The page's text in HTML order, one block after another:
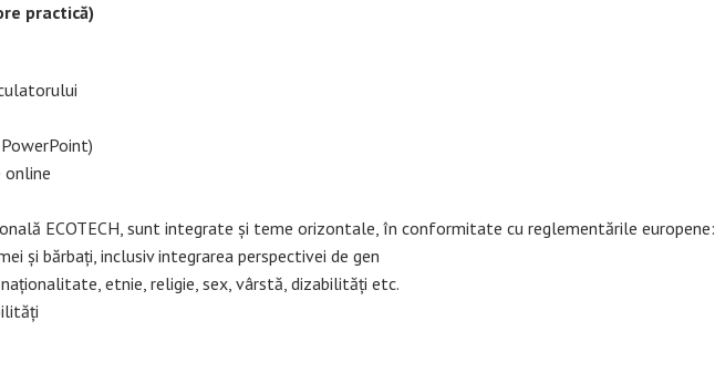
practică)
online
ECOTECH, sunt integrate și teme orizontale, în conformitate cu reglementările europene:
și bărbați, inclusiv integrarea perspectivei de gen
etnie, religie, sex, vârstă, dizabilități etc.